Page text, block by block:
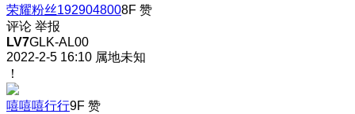
荣耀粉丝1929048008F 赞
评论 举报
LV7GLK-AL00
2022-2-5 16:10 属地未知
！
嘻嘻嘻行行9F 赞